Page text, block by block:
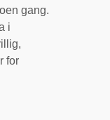
gang.
i
for